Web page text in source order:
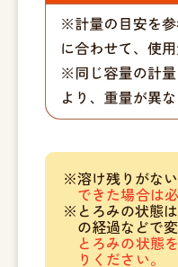
溶け残りがな
できた場合は
とろみの状態
の経過などで
とろみの状態
りください。